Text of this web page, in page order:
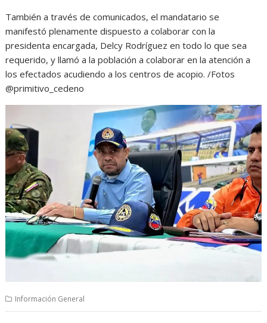
También a través de comunicados, el mandatario se
manifestó plenamente dispuesto a colaborar con la
presidenta encargada, Delcy Rodríguez en todo lo que sea
requerido, y llamó a la población a colaborar en la atención a
los efectados acudiendo a los centros de acopio. /Fotos
@primitivo_cedeno
Información General